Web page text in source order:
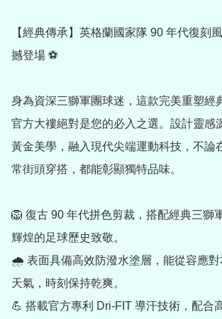
【經典傳承】英格蘭國家隊 90 年代復刻
撼登場 ⚽
身為資深三獅軍團球迷，這款完美重塑經
官方大褸絕對是您的必入之選。設計靈感
黃金美學，融入現代尖端運動科技，不論
常街頭穿搭，都能彰顯獨特品味。
🦁 復古 90 年代拼色剪裁，搭配經典三獅
輝煌的足球歷史致敬。
🌧️ 表面具備高效防潑水塗層，能從容應對
天氣，時刻保持乾爽。
💪 搭載官方專利 Dri-FIT 導汗技術，配合